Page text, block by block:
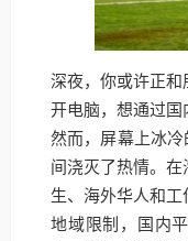
深夜，你或许正
开电脑，想通过国
然而，屏幕上冰
间浇灭了热情。
生、海外华人和
地域限制，国内